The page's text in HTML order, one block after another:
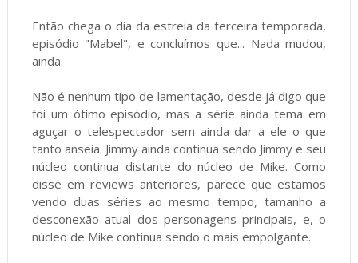
Então chega o dia da estreia da terceira temporada,
episódio "Mabel", e concluímos que... Nada mudou,
ainda.
Não é nenhum tipo de lamentação, desde já digo que
foi um ótimo episódio, mas a série ainda tema em
aguçar o telespectador sem ainda dar a ele o que
tanto anseia. Jimmy ainda continua sendo Jimmy e seu
núcleo continua distante do núcleo de Mike. Como
disse em reviews anteriores, parece que estamos
vendo duas séries ao mesmo tempo, tamanho a
desconexão atual dos personagens principais, e, o
núcleo de Mike continua sendo o mais empolgante.